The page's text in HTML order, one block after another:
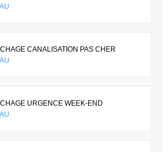
CANALISATION PAS CHER
URGENCE WEEK-END